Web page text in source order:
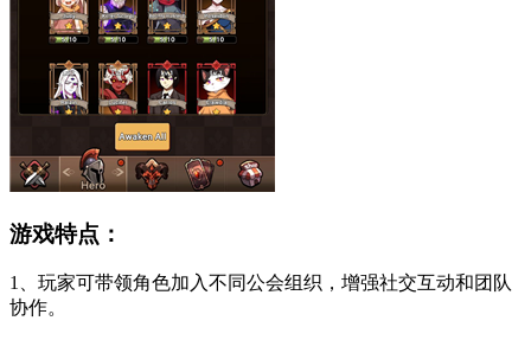
游戏特点：
1、玩家可带领角色加入不同公会组织，增强社交互动和团队
协作。